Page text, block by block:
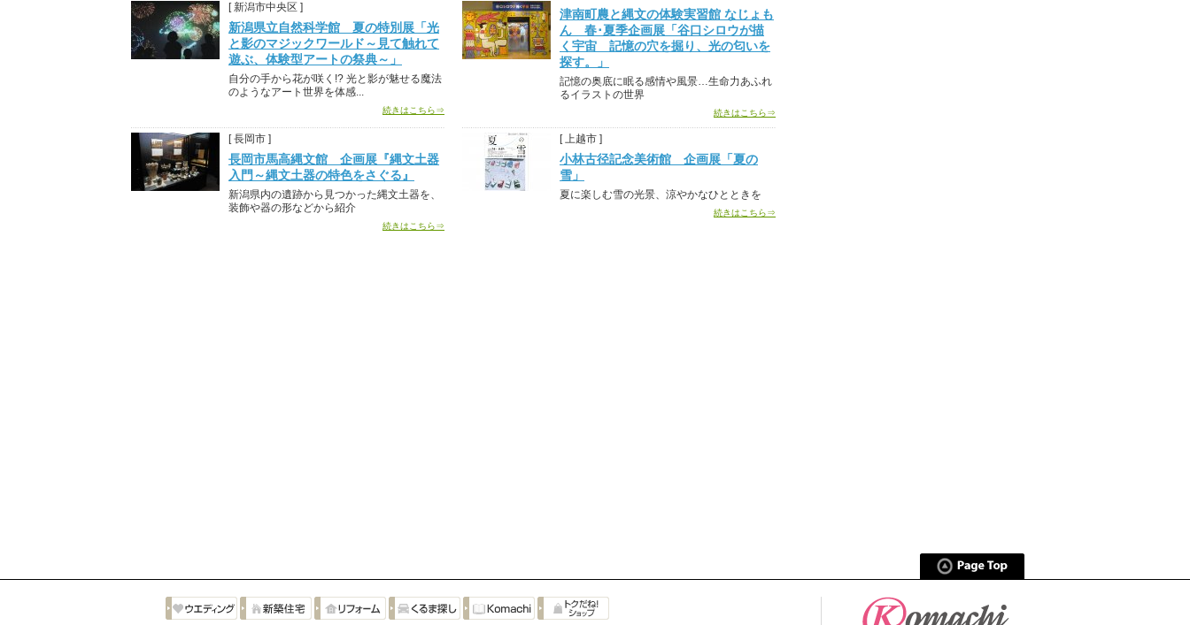
[ 新潟市中央区 ]
新潟県立自然科学館 夏の特別展「光
と影のマジックワールド～見て触れて
遊ぶ、体験型アートの祭典～」
自分の手から花が咲く!? 光と影が魅せる魔法
のようなアート世界を体感...
続きはこちら⇒
津南町農と縄文の体験実習館 なじょも
ん 春･夏季企画展「谷口シロウが描
く宇宙 記憶の穴を掘り、光の匂いを
探す。」
記憶の奥底に眠る感情や風景…生命力あふれ
るイラストの世界
続きはこちら⇒
[ 長岡市 ]
長岡市馬高縄文館 企画展『縄文土器
入門～縄文土器の特色をさぐる』
新潟県内の遺跡から見つかった縄文土器を、
装飾や器の形などから紹介
続きはこちら⇒
[ 上越市 ]
小林古径記念美術館 企画展「夏の
雪」
夏に楽しむ雪の光景、涼やかなひとときを
続きはこちら⇒